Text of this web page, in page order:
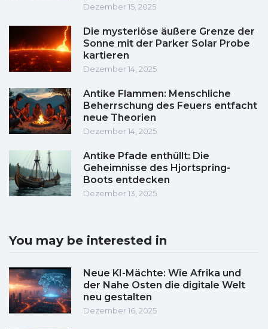
Dezember 15, 2025
Die mysteriöse äußere Grenze der
Sonne mit der Parker Solar Probe
kartieren
Dezember 14, 2025
Antike Flammen: Menschliche
Beherrschung des Feuers entfacht
neue Theorien
Dezember 14, 2025
Antike Pfade enthüllt: Die
Geheimnisse des Hjortspring-
Boots entdecken
Dezember 13, 2025
You may be interested in
Neue KI-Mächte: Wie Afrika und
der Nahe Osten die digitale Welt
neu gestalten
Dezember 16, 2025